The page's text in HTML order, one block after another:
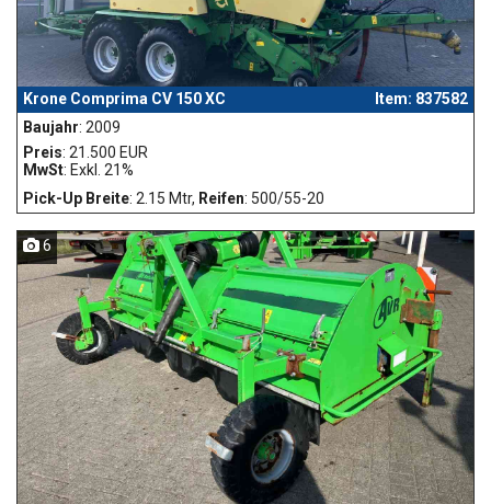
Krone Comprima CV 150 XC
Item: 837582
Baujahr: 2009
Preis: 21.500 EUR
MwSt: Exkl. 21%
Pick-Up Breite: 2.15 Mtr, Reifen: 500/55-20
6